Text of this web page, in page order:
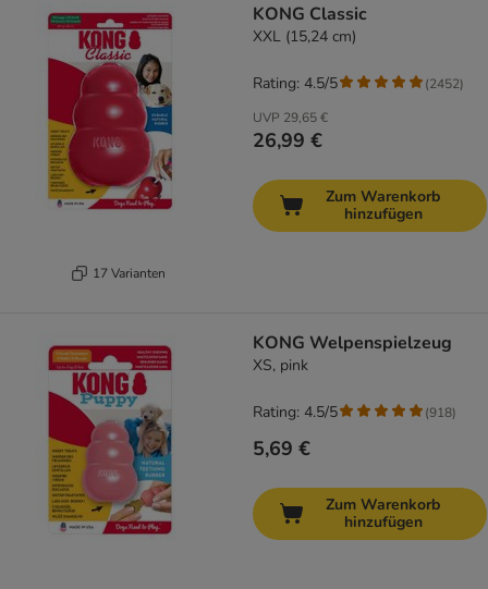
17 Varianten
KONG Classic
XXL (15,24 cm)
UVP 29,65 €
26,99 €
Rating: 4.5/5 (2452)
Zum Warenkorb
hinzufügen
KONG Welpenspielzeug
XS, pink
5,69 €
Rating: 4.5/5 (918)
Zum Warenkorb
hinzufügen